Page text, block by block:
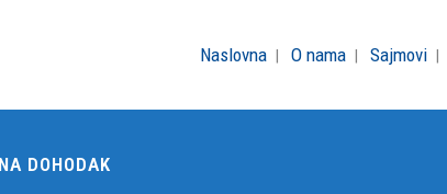
Naslovna O nama Sajmovi
DOHODAK